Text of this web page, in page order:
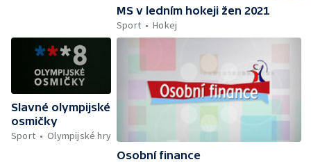
MS v ledním hokeji žen 2021
Sport
Hokej
Slavné olympijské
osmičky
Sport
Olympijské hry
Osobní finance